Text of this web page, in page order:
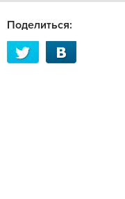
Поделиться: